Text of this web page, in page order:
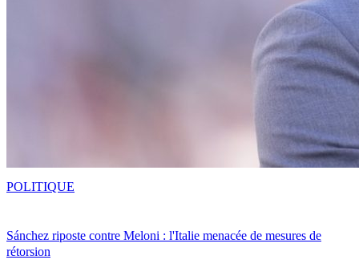
Sánchez riposte contre Meloni : l'Italie menacée de mesures de
rétorsion
POLITIQUE